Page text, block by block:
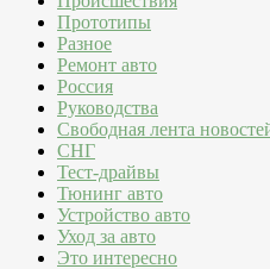
Прототипы
Разное
Ремонт авто
Россия
Руководства
Свободная лента
СНГ
Тест-драйвы
Тюнинг авто
Устройство авто
Уход за авто
Это интересно